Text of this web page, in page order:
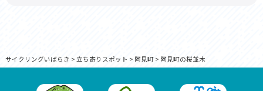
サイクリングいばらき > 立ち寄りスポット > 阿見町> 阿見町の桜並木